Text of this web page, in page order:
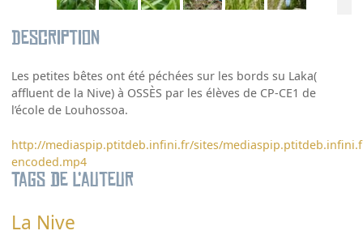
Description
Les petites bêtes ont été péchées sur les bords su Laka(
affluent de la Nive) à OSSÈS par les élèves de CP-CE1 de
l’école de Louhossoa.
http://mediaspip.ptitdeb.infini.fr/sites/
encoded.mp4
Tags de l’auteur
La Nive